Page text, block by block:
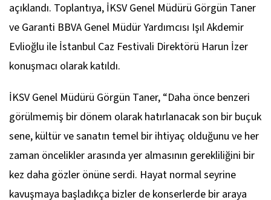
açıklandı. Toplantıya, İKSV Genel Müdürü Görgün Taner
ve Garanti BBVA Genel Müdür Yardımcısı Işıl Akdemir
Evlioğlu ile İstanbul Caz Festivali Direktörü Harun İzer
konuşmacı olarak katıldı.
İKSV Genel Müdürü Görgün Taner, “Daha önce benzeri
görülmemiş bir dönem olarak hatırlanacak son bir buçuk
sene, kültür ve sanatın temel bir ihtiyaç olduğunu ve her
zaman öncelikler arasında yer almasının gerekliliğini bir
kez daha gözler önüne serdi. Hayat normal seyrine
kavuşmaya başladıkça bizler de konserlerde bir araya